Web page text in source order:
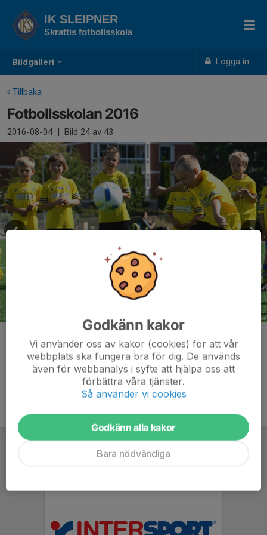
Bildgalleri Logga in
IK SLEIPNER
Skrattis fotbollsskola
Tillbaka
Fotbollsskolan 2016
2016-08-04 | Bild 24av 43
Kommentarer
Godkänn kakor
Vi använder oss av kakor (cookies) för att vår
webbplats ska fungera bra för dig. De används
även för webbanalys i syfte att hjälpa oss att
förbättra våra tjänster.
Så använder vi cookies
Godkänn alla kakor
Bara nödvändiga